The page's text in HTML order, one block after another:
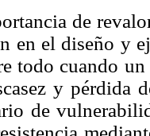
de
en el diseño y
todo cuando
y pérdida
de